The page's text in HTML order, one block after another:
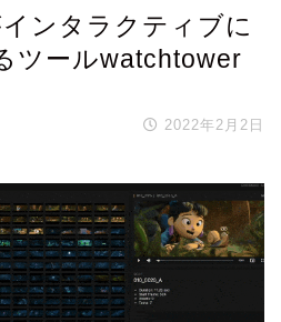
ンタラクティブに
ツールwatchtower
2022年2月2日